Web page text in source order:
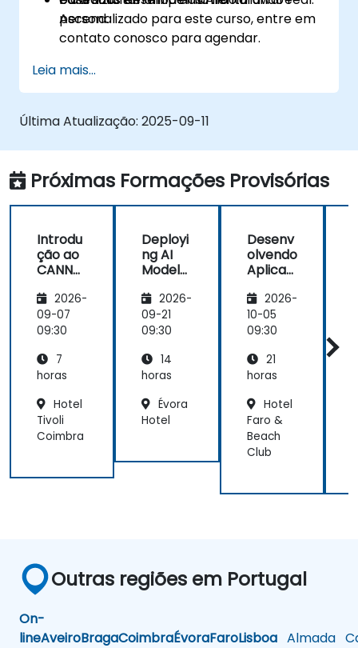
Ascend.
personalizado para este curso, entre em
contato conosco para agendar.
Leia mais...
Última Atualização: 2025-09-11
Próximas Formações Provisórias
Introdu
ção ao
CANN
Desenv
olvedor
es de
works
de IA
2026-
09-07
09:30
7
horas
Hotel
Tivoli
Coimbra
Deployi
ng AI
Models
CANN e
Process
adores
AI
2026-
09-21
09:30
14
horas
Évora
Hotel
Desenv
olvendo
Aplicaç
IA com
Huawei
Ascend
2026-
10-05
09:30
21
horas
Hotel
Faro &
Beach
Club
Outras regiões em Portugal
On-
lineAveiroBragaCoimbraÉvoraFaroLisboa Almada